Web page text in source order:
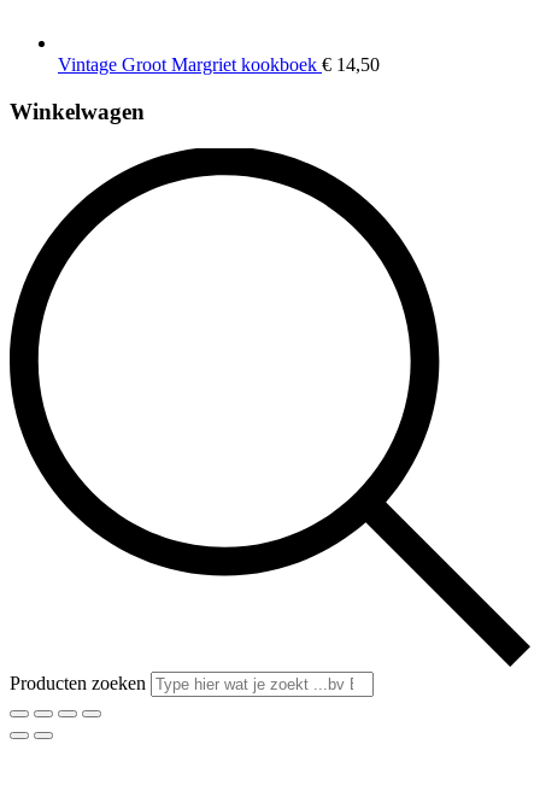
Vintage Groot Margriet kookboek € 14,50
Winkelwagen
Producten zoeken